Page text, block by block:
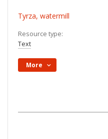
Tyrza, watermill
Resource type:
Text
More